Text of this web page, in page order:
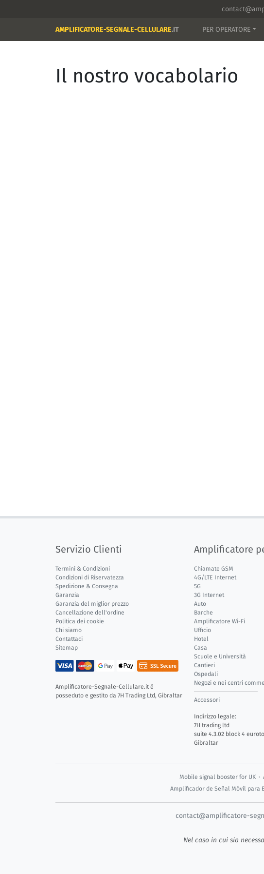
AMPLIFICATORE-SEGNALE-CELLULARE.IT PER OPERATORE
Il nostro vocabolario
Servizio Clienti
Termini & Condizioni
Condizioni di Riservatezza
Spedizione & Consegna
Garanzia
Garanzia del miglior prezzo
Cancellazione dell'ordine
Politica dei cookie
Chi siamo
Contattaci
Sitemap
Amplificatore-Segnale-Cellulare.it è
posseduto e gestito da 7H Trading Ltd, Gibraltar
Amplificatore
Chiamate GSM
4G/LTE Internet
5G
3G Internet
Auto
Barche
Amplificatore Wi-Fi
Ufficio
Hotel
Casa
Scuole e Università
Cantieri
Ospedali
Negozi e nei centri
Accessori
Indirizzo legale:
7H trading ltd
suite 4.3.02 block 4
Gibraltar
Mobile signal booster for UK·
Amplificador de Señal Móvil para
contact@amplificatore-
Nel caso in cui sia